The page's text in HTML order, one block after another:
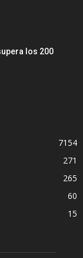
los 200
7154
271
265
60
15